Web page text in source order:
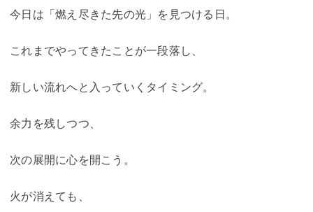
今日は「燃え尽きた先の光」を見つける日。
これまでやってきたことが一段落し、
新しい流れへと入っていくタイミング。
余力を残しつつ、
次の展開に心を開こう。
火が消えても、